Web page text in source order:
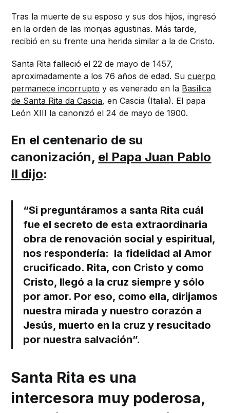
Tras la muerte de su esposo y sus dos hijos, ingresó
en la orden de las monjas agustinas. Más tarde,
recibió en su frente una herida similar a la de Cristo.
Santa Rita falleció el 22 de mayo de 1457,
aproximadamente a los 76 años de edad. Sucuerpo
permanece incorrupto y es venerado en la Basílica
de Santa Rita da Cascia, en Cascia (Italia). El papa
León XIII la canonizó el 24 de mayo de 1900.
En el centenario de su
canonización, el Papa Juan Pablo
II dijo:
“Si preguntáramos a santa Rita cuál
fue el secreto de esta extraordinaria
obra de renovación social y espiritual,
nos respondería: la fidelidad al Amor
crucificado. Rita, con Cristo y como
Cristo, llegó a la cruz siempre y sólo
por amor. Por eso, como ella, dirijamos
nuestra mirada y nuestro corazón a
Jesús, muerto en la cruz y resucitado
por nuestra salvación”.
Santa Rita es una
intercesora muy poderosa,